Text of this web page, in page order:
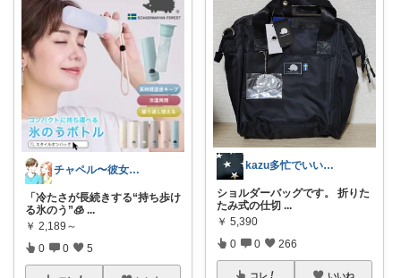
チャペル〜彼女と僕のかわいいモノ探し〜
「冷たさが長続きする“持ち歩け
る氷のう”🧊 ...
￥ 2,189～
0 0 5
kazu多忙でいいね全て返せず🙏
ショルダーバッグです。 折りた
たみ式の仕切 ...
￥ 5,390
0 0 266
コレ いいね